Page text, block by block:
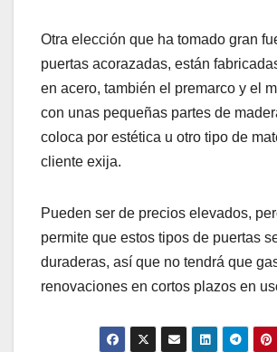
Otra elección que ha tomado gran
puertas acorazadas, están
en acero, también el premarco y el
con unas pequeñas partes de
coloca por estética u otro tipo de
cliente exija.
Pueden ser de precios elevados,
permite que estos tipos de puertas
duraderas, así que no tendrá que
renovaciones en cortos plazos en